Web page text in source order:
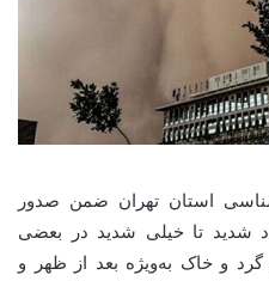
استان تهران ضمن صدور
شدید تا خیلی شدید در بعضی
و خاک به‌ویژه بعد از ظهر و